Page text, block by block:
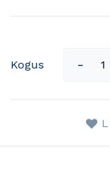
Kogus